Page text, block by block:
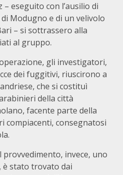
eseguito con l’ausilio di
Modugno e di un velivolo
– si sottrassero alla
al gruppo.
gli investigatori,
dei fuggitivi, riuscirono a
che si costituì
della città
facente parte della
compiacenti, consegnatosi
provvedimento, invece, uno
è stato trovato dai